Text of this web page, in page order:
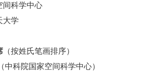
间科学中心
大学
（按姓氏笔画排序）
科院国家空间科学中心）